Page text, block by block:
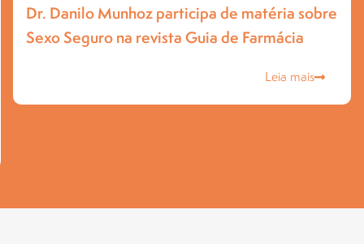
Dr. Danilo Munhoz participa de matéria sobre
Sexo Seguro na revista Guia de Farmácia
Leia mais